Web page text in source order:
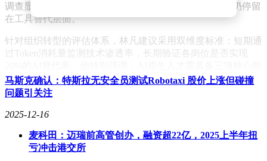
调查显示，目前仅有20%的企业实现深度AI应用，多数仍停留
在工具替代层面。
针对组织转型的评估体系，林凡建议采用双维度标准：短期通
过Token消耗量监测技术渗透率，长期验证各岗位是否实现
力：快速掌握新领域工具的学习力、鉴别AI输出质量的判断
力，以及精准定义问题的提问能力。这些能力将成为未来职场
环节增设AI能力考核，例如要求产品经理展示AI辅助编程实
例；其次推行"20%任务转移计划"，强制将常规工作交由AI处
马斯克确认：特斯拉无安全员测试Robotaxi 股价上涨但碰撞
问题引关注
2025-12-16
麦科田：迈瑞前高管创办，融资超22亿，2025上半年扭
亏冲击港交所